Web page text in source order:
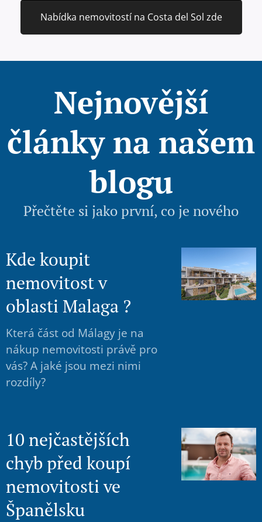
Nabídka nemovitostí na Costa del Sol zde
Nejnovější
články na našem
blogu
Přečtěte si jako první, co je nového
Kde koupit
nemovitost v
oblasti Malaga ?
Která část od Málagy je na
nákup nemovitosti právě pro
vás? A jaké jsou mezi nimi
rozdíly?
10 nejčastějších
chyb před koupí
nemovitosti ve
Španělsku